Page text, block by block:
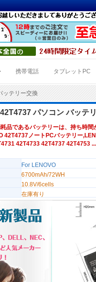
携帯電話 タブレットPC
テリー交換
パソコン バッテ
品であるバッテリーは、持ち時
42T4737ノートPCバッテリー
42T4733 42T4737 42T4753
For LENOVO
6700mAh/72WH
10.8V/6cells
在庫有り